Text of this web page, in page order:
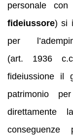
personale
fideiussore) si
per
(art. 1936
fideiussione il
patrimonio
conseguenze